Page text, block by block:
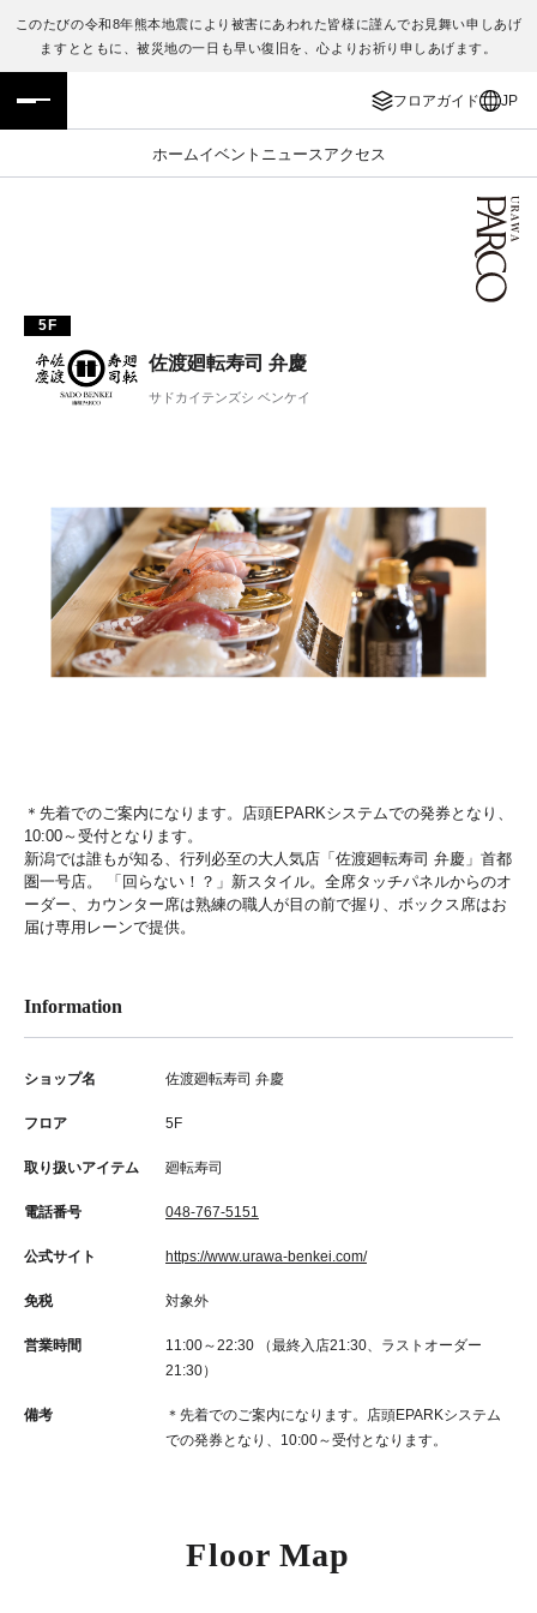
このたびの令和8年熊本地震により被害にあわれた皆様に謹んでお見舞い申しあげ
ますとともに、被災地の一日も早い復旧を、心よりお祈り申しあげます。
フロアガイド JP
ホームイベント ニュース アクセス
フロアガイド
施設案内・アクセス
TAX FREE
JP
ENGLISH
繁体字
日本語
5F
佐渡廻転寿司 弁慶
サドカイテンズシ ベンケイ
＊先着でのご案内になります。店頭EPARKシステムでの発券となり、
10:00～受付となります。
新潟では誰もが知る、行列必至の大人気店「佐渡廻転寿司 弁慶」首都
圏一号店。 「回らない！？」新スタイル。全席タッチパネルからのオ
ーダー、カウンター席は熟練の職人が目の前で握り、ボックス席はお
届け専用レーンで提供。
Information
ショップ名 佐渡廻転寿司 弁慶
フロア 5F
取り扱いアイテム 廻転寿司
電話番号 048-767-5151
公式サイト https://www.urawa-benkei.com/
免税 対象外
営業時間
11:00～22:30 （最終入店21:30、ラストオーダー
21:30）
備考
＊先着でのご案内になります。店頭EPARKシステム
での発券となり、10:00～受付となります。
Floor Map